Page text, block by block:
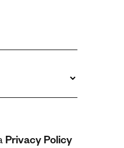
Privacy Policy